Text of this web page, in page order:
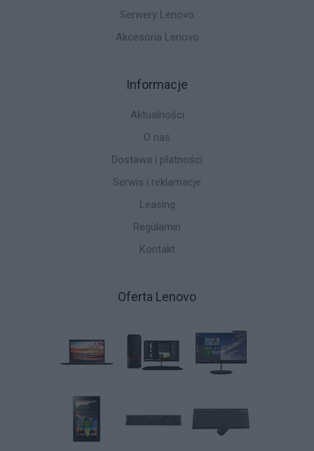
Serwery Lenovo
Akcesoria Lenovo
Informacje
Aktualności
O nas
Dostawa i płatności
Serwis i reklamacje
Leasing
Regulamin
Kontakt
Oferta Lenovo